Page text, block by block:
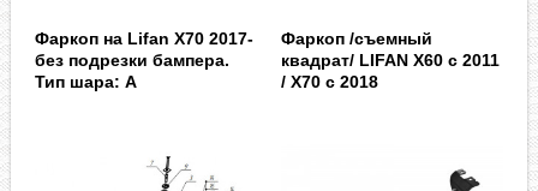
Фаркоп на Lifan X70 2017-
без подрезки бампера.
Тип шара: A
Фаркоп /съемный
квадрат/ LIFAN X60 с 2011
/ X70 c 2018